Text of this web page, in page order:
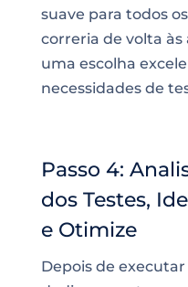
suave para todos
correria de volta às
uma escolha
necessidades de
Passo 4:
dos Testes,
e Otimize
Depois de